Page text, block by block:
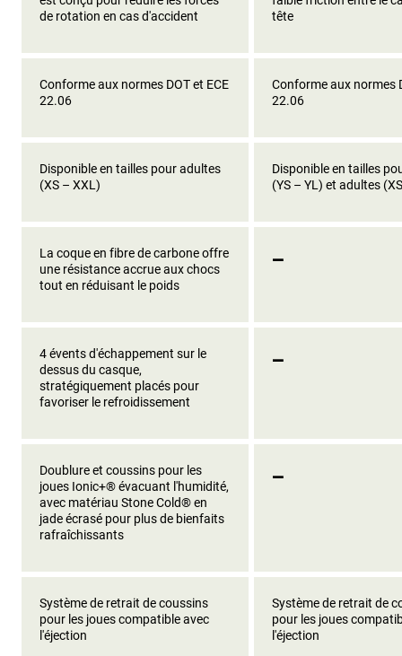
de rotation en cas d'accident
tête
Conforme aux normes DOT et ECE
22.06
Conforme aux normes
22.06
Disponible en tailles pour adultes
(XS – XXL)
Disponible en tailles
(YS – YL) et adultes
La coque en fibre de carbone offre
une résistance accrue aux chocs
tout en réduisant le poids
_
4 évents d'échappement sur le
dessus du casque,
stratégiquement placés pour
favoriser le refroidissement
_
Doublure et coussins pour les
joues Ionic+® évacuant l'humidité,
avec matériau Stone Cold® en
jade écrasé pour plus de bienfaits
rafraîchissants
_
Système de retrait de coussins
pour les joues compatible avec
l'éjection
Système de retrait de
pour les joues
l'éjection